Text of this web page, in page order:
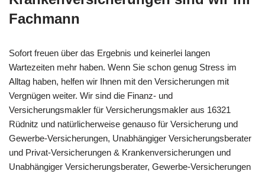
Fachmann
Sofort freuen über das Ergebnis und keinerlei langen
Wartezeiten mehr haben. Wenn Sie schon genug Stress im
Alltag haben, helfen wir Ihnen mit den Versicherungen mit
Vergnügen weiter. Wir sind die Finanz- und
Versicherungsmakler für Versicherungsmakler aus 16321
Rüdnitz und natürlicherweise genauso für Versicherung und
Gewerbe-Versicherungen, Unabhängiger Versicherungsberater
und Privat-Versicherungen & Krankenversicherungen und
Unabhängiger Versicherungsberater, Gewerbe-Versicherungen